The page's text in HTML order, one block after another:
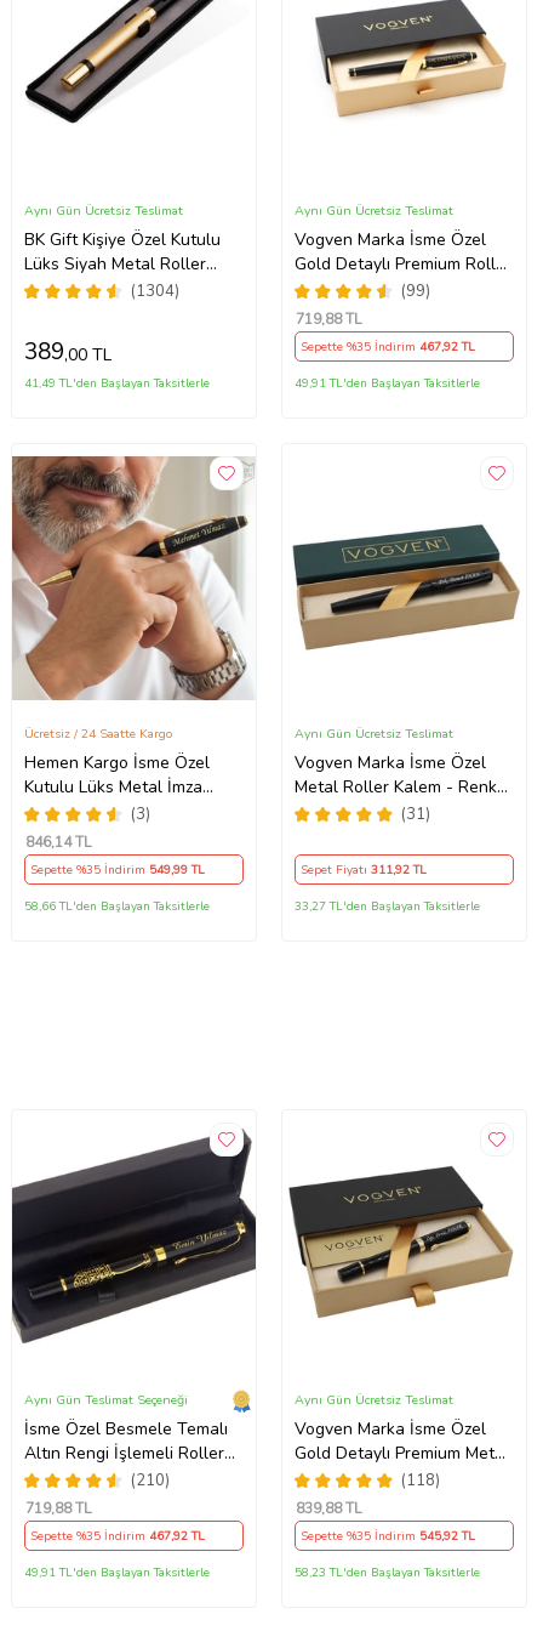
BK Gift Kişiye Özel Kutulu
Lüks Siyah Metal Roller
Kalem, Yeni İş, Ofis
Öğretmenler Günü
(1304)
Aynı Gün Ücretsiz Teslimat
389,00 TL
41,49 TL'den Başlayan Taksitlerle
Vogven Marka İsme Özel
Gold Detaylı Premium Roller
Kalem
(99)
Aynı Gün Ücretsiz Teslimat
719,88 TL
Sepette %35 İndirim 467,92 TL
49,91 TL'den Başlayan Taksitlerle
Hemen Kargo İsme Özel
Kutulu Lüks Metal İmza
Kalemi - Öğretmene,
Doktora, Memura, Kamu
Personeline Hediye
(3)
Ücretsiz / 24 Saatte Kargo
846,14 TL
Sepette %35 İndirim 549,99 TL
58,66 TL'den Başlayan Taksitlerle
Vogven Marka İsme Özel
Metal Roller Kalem - Renk
Seçenekli (Siyah)
(31)
Aynı Gün Ücretsiz Teslimat
Sepet Fiyatı311,92 TL
33,27 TL'den Başlayan Taksitlerle
İsme Özel Besmele Temalı
Altın Rengi İşlemeli Roller
Kalem
(210)
Aynı Gün Teslimat Seçeneği
719,88 TL
Sepette %35 İndirim 467,92 TL
49,91 TL'den Başlayan Taksitlerle
Vogven Marka İsme Özel
Gold Detaylı Premium Metal
Roller Kalem (118)
Aynı Gün Ücretsiz Teslimat
839,88 TL
Sepette %35 İndirim 545,92 TL
58,23 TL'den Başlayan Taksitlerle